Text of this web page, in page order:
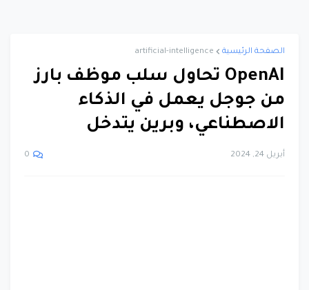
الصفحة الرئيسية artificial-intelligence
OpenAI تحاول سلب موظف بارز
من جوجل يعمل في الذكاء
الاصطناعي، وبرين يتدخل
أبريل 24, 2024 0